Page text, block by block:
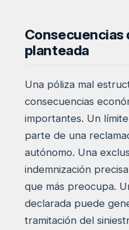
Consecuencias
planteada
Una póliza mal
consecuencias
importantes. Un
parte de una
autónomo. Una
indemnización
que más preocupa.
declarada puede
tramitación del